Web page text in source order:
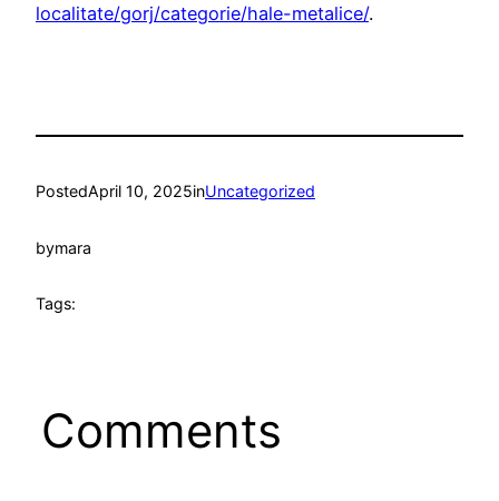
localitate/gorj/categorie/hale-metalice/.
PostedApril 10, 2025inUncategorized
bymara
Tags:
Comments